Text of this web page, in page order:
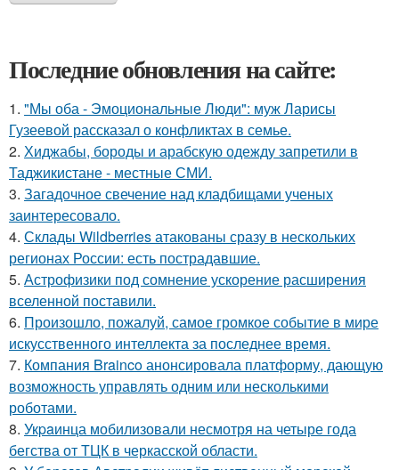
Последние обновления на сайте:
1. "Мы оба - Эмоциональные Люди": муж Ларисы
Гузеевой рассказал о конфликтах в семье.
2. Хиджабы, бороды и арабскую одежду запретили в
Таджикистане - местные СМИ.
3. Загадочное свечение над кладбищами ученых
заинтересовало.
4. Склады Wildberries атакованы сразу в нескольких
регионах России: есть пострадавшие.
5. Астрофизики под сомнение ускорение расширения
вселенной поставили.
6. Произошло, пожалуй, самое громкое событие в мире
искусственного интеллекта за последнее время.
7. Компания Brainco анонсировала платформу, дающую
возможность управлять одним или несколькими
роботами.
8. Укpaинца мобилизовали несмотря на четыре года
бегства от ТЦК в черкасской области.